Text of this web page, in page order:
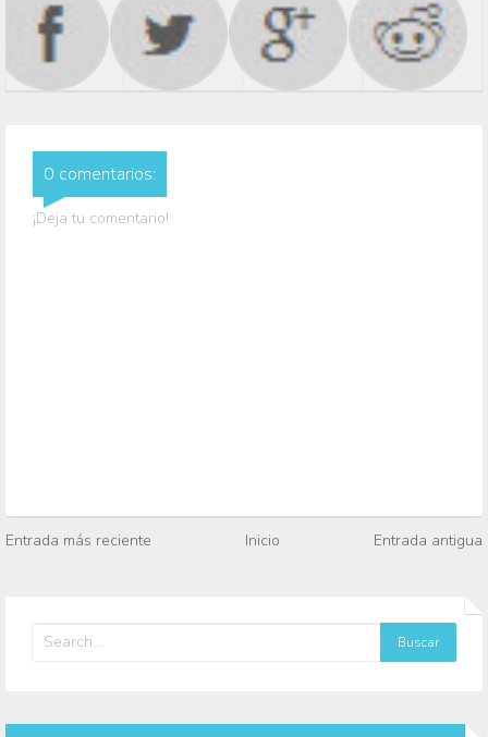
0 comentarios:
¡Deja tu comentario!
Entrada más reciente Inicio Entrada antigua